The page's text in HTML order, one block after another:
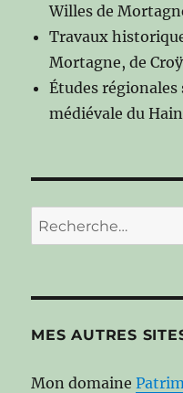
Willes de
Travaux
Mortagne, de
Études
médiévale du
Recherche
pour :
MES AUTRES
Mon domaine